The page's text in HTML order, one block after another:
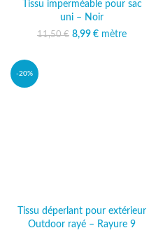
Tissu imperméable pour sac
uni – Noir
11,50€ Le prix initial était :
8,99 €
Le prix
mètre
-20%
Tissu déperlant pour extérieur
Outdoor rayé – Rayure 9